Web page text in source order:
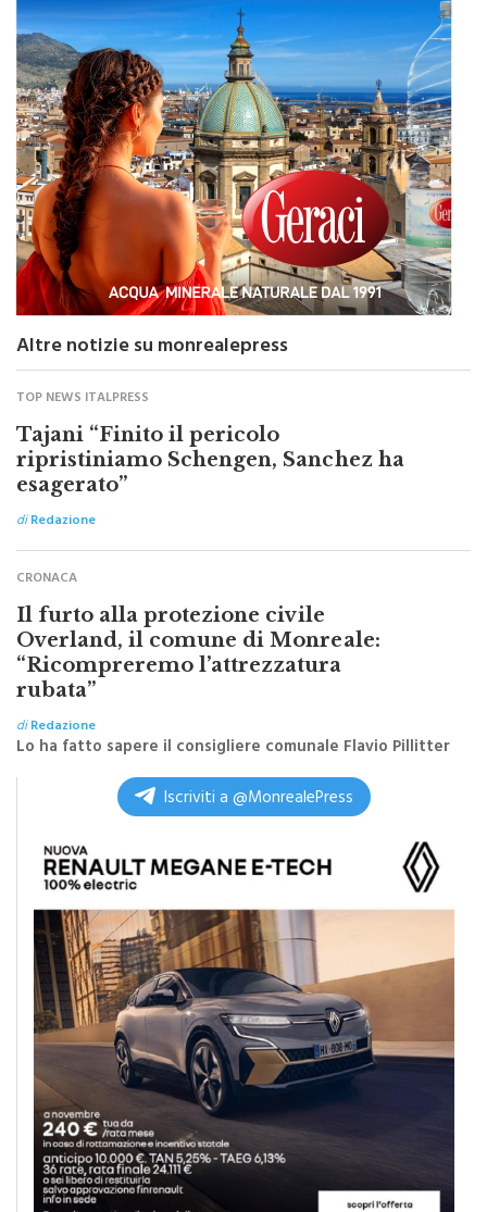
Altre notizie su monrealepress
TOP NEWS ITALPRESS
Tajani “Finito il pericolo
ripristiniamo Schengen, Sanchez ha
esagerato”
diRedazione
CRONACA
Il furto alla protezione civile
Overland, il comune di Monreale:
“Ricompreremo l’attrezzatura
rubata”
diRedazione
Lo ha fatto sapere il consigliere comunale Flavio Pillitter